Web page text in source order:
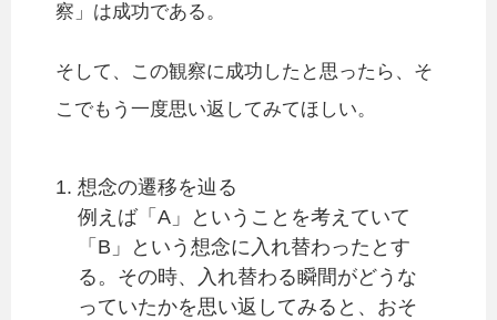
察」は成功である。
そして、この観察に成功したと思ったら、そ
こでもう一度思い返してみてほしい。
想念の遷移を辿る
例えば「A」ということを考えていて
「B」という想念に入れ替わったとす
る。その時、入れ替わる瞬間がどうな
っていたかを思い返してみると、おそ